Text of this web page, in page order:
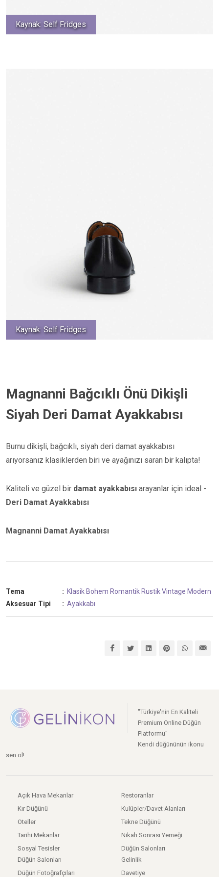
Kaynak: Self Fridges
Kaynak: Self Fridges
Magnanni Bağcıklı Önü Dikişli
Siyah Deri Damat Ayakkabısı
Burnu dikişli, bağcıklı, siyah deri damat ayakkabısı
arıyorsanız klasiklerden biri ve ayağınızı saran bir kalıpta!
Kaliteli ve güzel bir damat ayakkabısı arayanlar için ideal -
Deri Damat Ayakkabısı
Magnanni Damat Ayakkabısı
Tema : Klasik Bohem Romantik RustikVintage Modern
Aksesuar Tipi
: Ayakkabı
"Türkiye'nin En Kaliteli
Premium Online Düğün
Platformu"
Kendi düğününün ikonu
sen ol!
Açık Hava Mekanlar
Kır Düğünü
Oteller
Tarihi Mekanlar
Sosyal Tesisler
Restoranlar
Kulüpler/Davet Alanları
Tekne Düğünü
Nikah Sonrası Yemeği
Düğün Salonları
Düğün Salonları
Düğün Fotoğrafçıları
Gelinlik
Davetiye